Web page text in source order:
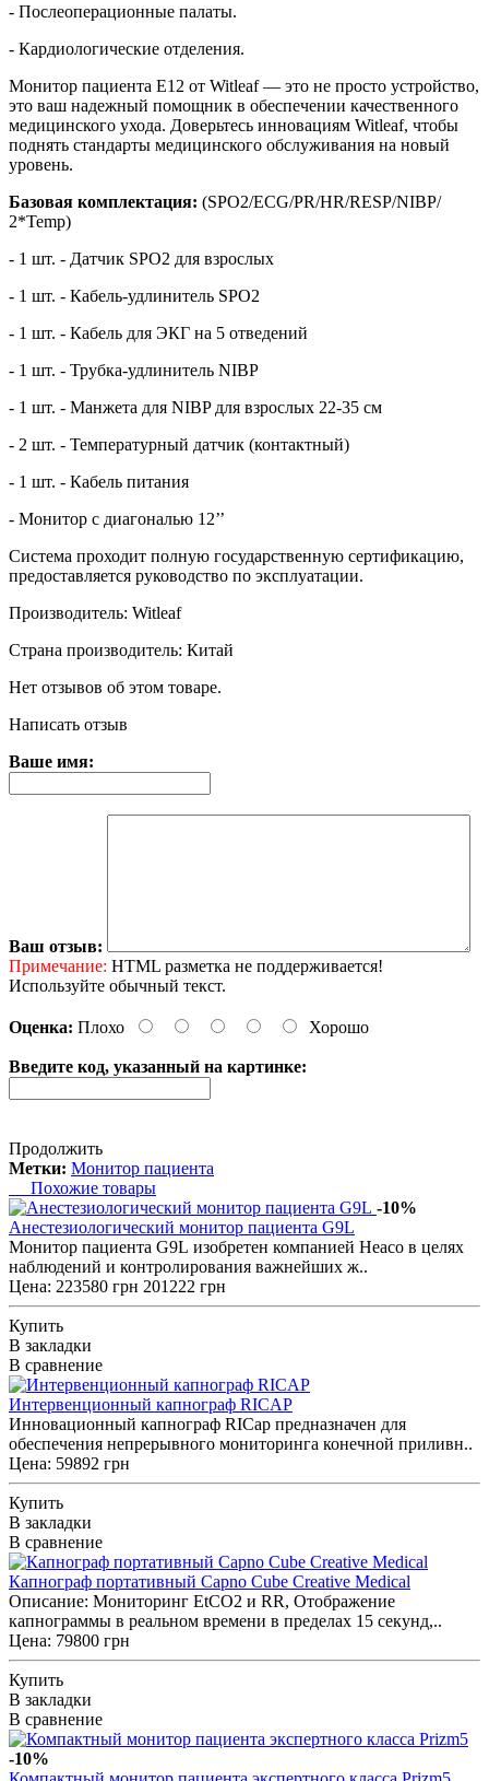
- Послеоперационные палаты.
- Кардиологические отделения.
Монитор пациента Е12 от Witleaf — это не просто устройство,
это ваш надежный помощник в обеспечении качественного
медицинского ухода. Доверьтесь инновациям Witleaf, чтобы
поднять стандарты медицинского обслуживания на новый
уровень.
Базовая комплектация: (SPO2/ECG/PR/HR/RESP/NIBP/
2*Temp)
- 1 шт. - Датчик SPO2 для взрослых
- 1 шт. - Кабель-удлинитель SPO2
- 1 шт. - Кабель для ЭКГ на 5 отведений
- 1 шт. - Трубка-удлинитель NIBP
- 1 шт. - Манжета для NIBP для взрослых 22-35 см
- 2 шт. - Температурный датчик (контактный)
- 1 шт. - Кабель питания
- Монитор с диагональю 12’’
Система проходит полную государственную сертификацию,
предоставляется руководство по эксплуатации.
Производитель: Witleaf
Страна производитель: Китай
Нет отзывов об этом товаре.
Написать отзыв
Ваше имя:
Ваш отзыв:
Примечание: HTML разметка не поддерживается!
Используйте обычный текст.
Оценка: Плохо Хорошо
Введите код, указанный на картинке:
Продолжить
Метки: Монитор пациента
Похожие товары
-10%
Анестезиологический монитор пациента G9L
Монитор пациента G9L изобретен компанией Heaco в целях
наблюдений и контролирования важнейших ж..
Цена: 223580 грн 201222 грн
Купить
В закладки
В сравнение
Интервенционный капнограф RICAP
Инновационный капнограф RICap предназначен для
обеспечения непрерывного мониторинга конечной приливн..
Цена: 59892 грн
Купить
В закладки
В сравнение
Капнограф портативный Capno Cube Creative Medical
Описание: Мониторинг EtCO2 и RR, Отображение
капнограммы в реальном времени в пределах 15 секунд,..
Цена: 79800 грн
Купить
В закладки
В сравнение
-10%